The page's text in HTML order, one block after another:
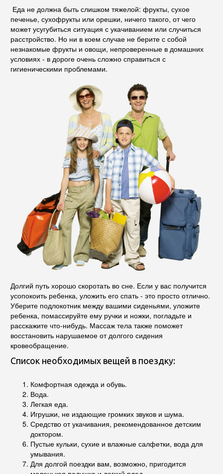
Еда не должна быть слишком тяжелой: фрукты, сухое
печенье, сухофрукты или орешки, ничего такого, от чего
может усугубиться ситуация с укачиванием или случиться
расстройство. Но ни в коем случае не берите с собой
незнакомые фрукты и овощи, непроверенные в домашних
условиях - в дороге очень сложно справиться с
гигиеническими проблемами.
Долгий путь хорошо скоротать во сне. Если у вас получится
усопокоить ребенка, уложить его спать - это просто отлично.
Уберите подлокотник между вашими сиденьями, уложите
ребенка, помассируйте ему ручки и ножки, погладьте и
расскажите что-нибудь. Массаж тела также поможет
восстановить нарушаемое от долгого сидения
кровеобращение.
Список необходимых вещей в поездку:
Комфортная одежда и обувь.
Вода.
Легкая еда.
Игрушки, не издающие громких звуков и шума.
Средство от укачивания, рекомендованное детским
доктором.
Пустые кульки, сухие и влажные салфетки, вода для
умывания.
Для долгой поездки вам, возможно, пригодится